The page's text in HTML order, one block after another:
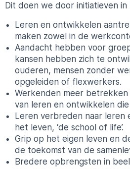
Dit doen we door initiatieven
Leren en ontwikkelen
maken zowel in de
Aandacht hebben voor
kansen hebben zich te
ouderen, mensen zonder
opgeleiden of flexwerkers.
Werkenden meer betrekken
van leren en ontwikkelen
Leren verbreden naar leren
het leven, ‘de school of life’.
Grip op het eigen leven en
de toekomst van de
Bredere opbrengsten in